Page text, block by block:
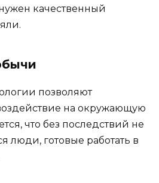
качественный
позволяют
на окружающую
что без последствий не
люди, готовые работать в